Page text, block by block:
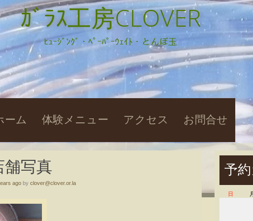
ｶﾞﾗｽ工房CLOVER
ﾋｭｰｼﾞﾝｸﾞ・ﾍﾟｰﾊﾟｰｳｪｲﾄ・とんぼ玉
ーム 体験メニュー アクセス お問合せ
舗写真
agoby clover@clover.or.la
予
日 月